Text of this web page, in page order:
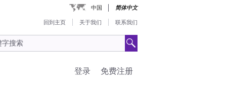
中国 简体中文
回到主页 关于我们 联系我们
免费注册
登录